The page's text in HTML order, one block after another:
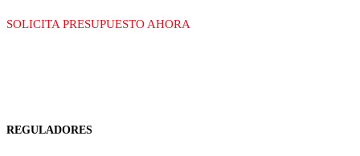
SOLICITA PRESUPUESTO AHORA
REGULADORES